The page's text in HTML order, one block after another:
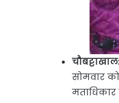
चौबट्टाखाल:
सोमवार
मताधिकार